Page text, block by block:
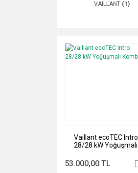
VAILLANT (1)
Vaillant ecoTEC Intro
28/28 kW Yoğuşmalı
53.000,00 TL